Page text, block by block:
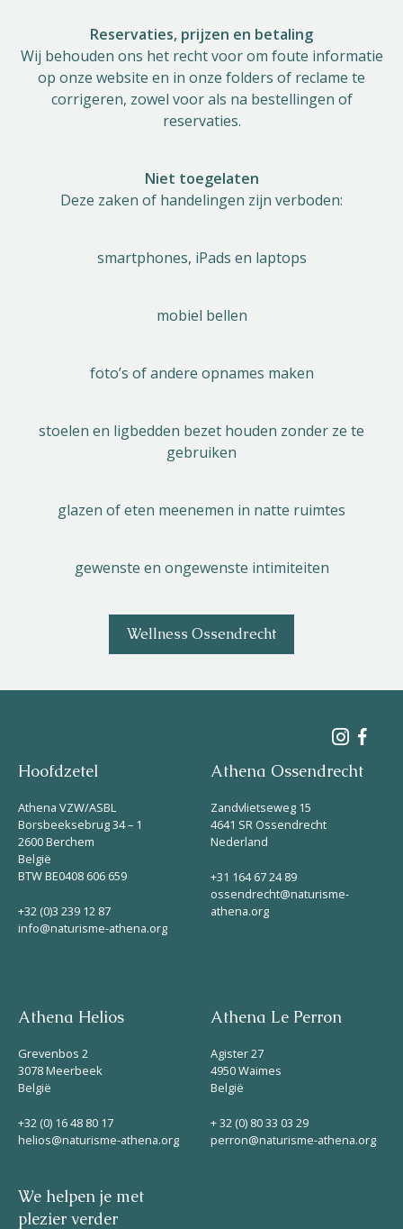
Reservaties, prijzen en betaling
Wij behouden ons het recht voor om foute informatie
op onze website en in onze folders of reclame te
corrigeren, zowel voor als na bestellingen of
reservaties.
Niet toegelaten
Deze zaken of handelingen zijn verboden:
smartphones, iPads en laptops
mobiel bellen
foto’s of andere opnames maken
stoelen en ligbedden bezet houden zonder ze te
gebruiken
glazen of eten meenemen in natte ruimtes
gewenste en ongewenste intimiteiten
Wellness Ossendrecht
Hoofdzetel
Athena VZW/ASBL
Borsbeeksebrug 34 – 1
2600 Berchem
België
BTW BE0408 606 659
+32 (0)3 239 12 87
info@naturisme-athena.org
Athena Ossendrecht
Zandvlietseweg 15
4641 SR Ossendrecht
Nederland
+31 164 67 24 89
ossendrecht@naturisme-
athena.org
Athena Helios
Grevenbos 2
3078 Meerbeek
België
+32 (0) 16 48 80 17
helios@naturisme-athena.org
Athena Le Perron
Agister 27
4950 Waimes
België
+ 32 (0) 80 33 03 29
perron@naturisme-athena.org
We helpen je met
plezier verder